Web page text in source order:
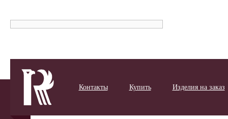
Контакты Купить Изделия на заказ